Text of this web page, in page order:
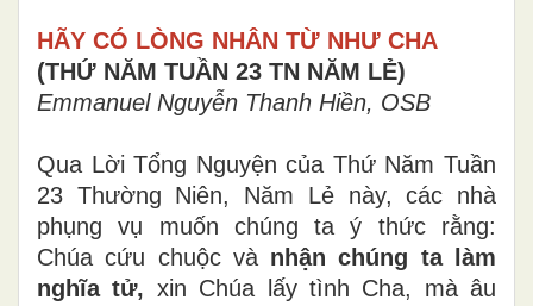
HÃY CÓ LÒNG NHÂN TỪ NHƯ CHA
(THỨ NĂM TUẦN 23 TN NĂM LẺ)
Emmanuel Nguyễn Thanh Hiền, OSB
Qua Lời Tổng Nguyện của Thứ Năm Tuần
23 Thường Niên, Năm Lẻ này, các nhà
phụng vụ muốn chúng ta ý thức rằng:
Chúa cứu chuộc và nhận chúng ta làm
nghĩa tử, xin Chúa lấy tình Cha, mà âu